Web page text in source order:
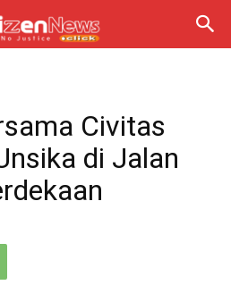
Civitas
di Jalan